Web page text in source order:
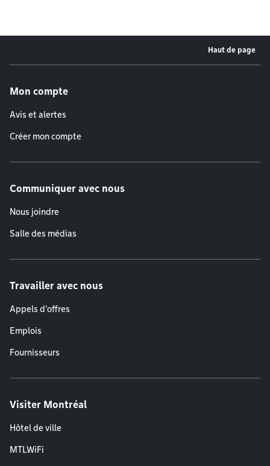
Haut de page
Mon compte
Avis et alertes
Créer mon compte
Communiquer avec nous
Nous joindre
Salle des médias
Travailler avec nous
Appels d'offres
Emplois
Fournisseurs
Visiter Montréal
Hôtel de ville
MTLWiFi